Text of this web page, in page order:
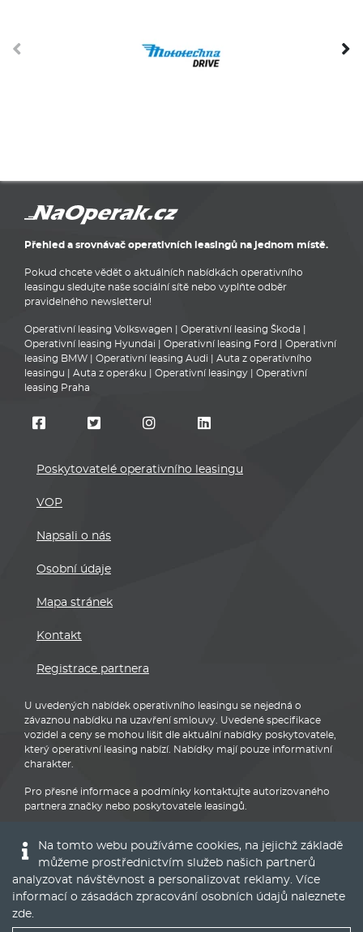
Přehled a srovnávač operativních leasingů na jednom místě.
Pokud chcete vědět o aktuálních nabídkách operativního
leasingu sledujte naše sociální sítě nebo vyplňte odběr
pravidelného newsletteru!
Operativní leasing Volkswagen Operativní leasing Škoda
Operativní leasing Hyundai
Operativní leasing Ford
Operativní
leasing BMW
Operativní leasing Audi
Auta z operativního
leasingu
Auta z operáku Operativní leasingy
Operativní
leasing Praha
Poskytovatelé operativního leasingu
VOP
Napsali o nás
Osobní údaje
Mapa stránek
Kontakt
Registrace partnera
U uvedených nabídek operativního leasingu se nejedná o
závaznou nabídku na uzavření smlouvy. Uvedené specifikace
vozidel a ceny se mohou lišit dle aktuální nabídky poskytovatele,
který operativní leasing nabízí. Nabídky mají pouze informativní
charakter.
Pro přesné informace a podmínky kontaktujte autorizovaného
partnera značky nebo poskytovatele leasingů.
Na tomto webu používáme cookies, na jejichž základě
můžeme prostřednictvím služeb našich partnerů
analyzovat návštěvnost a personalizovat reklamy. Více
informací o zásadách zpracování osobních údajů naleznete
zde.